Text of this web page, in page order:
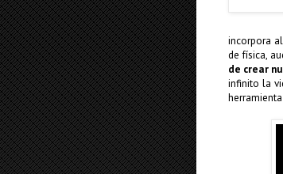
incorpora
de física,
de crear
infinito la